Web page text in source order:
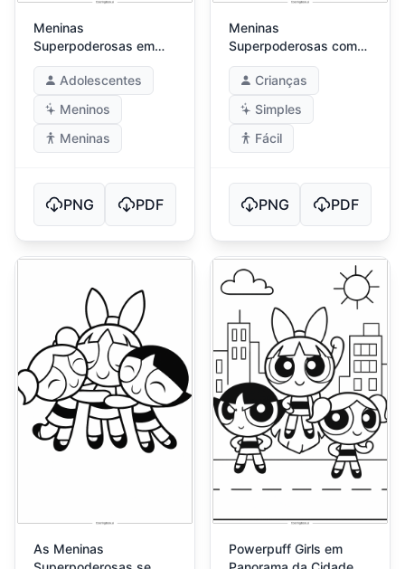
Meninas
Superpoderosas em
Pose Dinâmica de Ação
Adolescentes
Meninos
Meninas
PNG PDF
Meninas
Superpoderosas com
Paisagem Urbana
SimplesCrianças
Simples
Fácil
PNG PDF
As Meninas
Powerpuff Girls em